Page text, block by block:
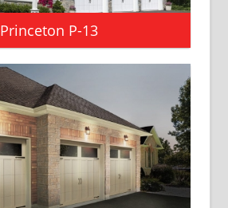
Princeton P-13